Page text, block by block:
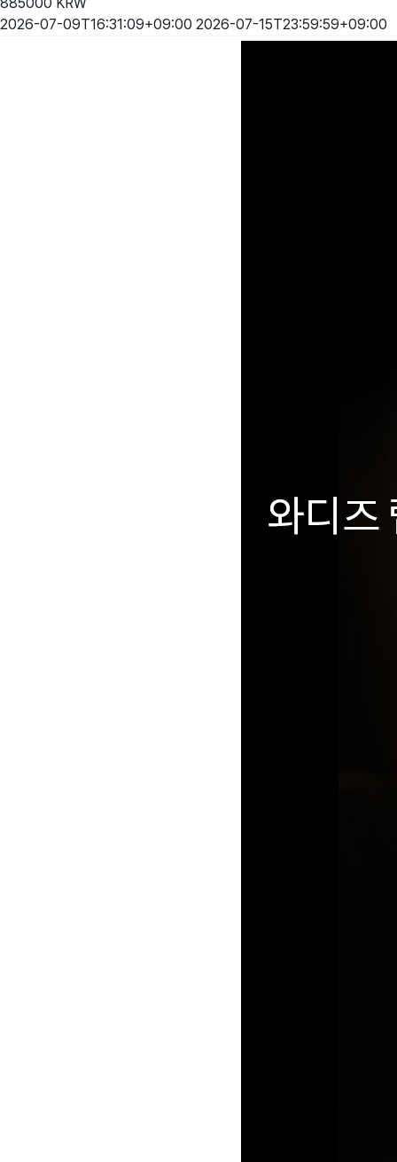
885000 KRW
2026-07-09T16:31:09+09:00 2026-07-15T23:59:59+09:00